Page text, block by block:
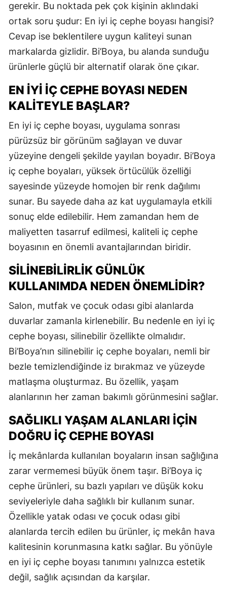
gerekir. Bu noktada pek çok kişinin aklındaki
ortak soru şudur: En iyi iç cephe boyası hangisi?
Cevap ise beklentilere uygun kaliteyi sunan
markalarda gizlidir. Bi’Boya, bu alanda sunduğu
ürünlerle güçlü bir alternatif olarak öne çıkar.
EN İYI İÇ CEPHE BOYASI NEDEN
KALITEYLE BAŞLAR?
En iyi iç cephe boyası, uygulama sonrası
pürüzsüz bir görünüm sağlayan ve duvar
yüzeyine dengeli şekilde yayılan boyadır. Bi’Boya
iç cephe boyaları, yüksek örtücülük özelliği
sayesinde yüzeyde homojen bir renk dağılımı
sunar. Bu sayede daha az kat uygulamayla etkili
sonuç elde edilebilir. Hem zamandan hem de
maliyetten tasarruf edilmesi, kaliteli iç cephe
boyasının en önemli avantajlarından biridir.
SILINEBILIRLIK GÜNLÜK
KULLANIMDA NEDEN ÖNEMLIDIR?
Salon, mutfak ve çocuk odası gibi alanlarda
duvarlar zamanla kirlenebilir. Bu nedenle en iyi iç
cephe boyası, silinebilir özellikte olmalıdır.
Bi’Boya’nın silinebilir iç cephe boyaları, nemli bir
bezle temizlendiğinde iz bırakmaz ve yüzeyde
matlaşma oluşturmaz. Bu özellik, yaşam
alanlarının her zaman bakımlı görünmesini sağlar.
SAĞLIKLI YAŞAM ALANLARI İÇIN
DOĞRU İÇ CEPHE BOYASI
İç mekânlarda kullanılan boyaların insan sağlığına
zarar vermemesi büyük önem taşır. Bi’Boya iç
cephe ürünleri, su bazlı yapıları ve düşük koku
seviyeleriyle daha sağlıklı bir kullanım sunar.
Özellikle yatak odası ve çocuk odası gibi
alanlarda tercih edilen bu ürünler, iç mekân hava
kalitesinin korunmasına katkı sağlar. Bu yönüyle
en iyi iç cephe boyası tanımını yalnızca estetik
değil, sağlık açısından da karşılar.